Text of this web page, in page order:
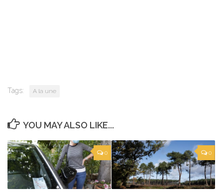
Tags: A la une
YOU MAY ALSO LIKE...
0 0